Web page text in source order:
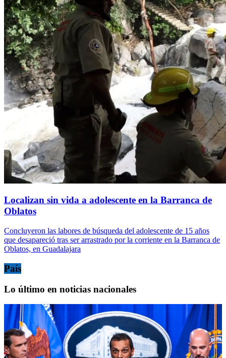
Localizan sin vida a adolescente en la Barranca de
Oblatos
Concluyeron las labores de búsqueda del adolescente de 15 años
que desapareció tras ser arrastrado por la corriente en la Barranca de
Oblatos, en Guadalajara
País
Lo último en noticias nacionales